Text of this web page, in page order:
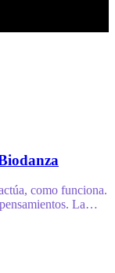
como funciona.
La…